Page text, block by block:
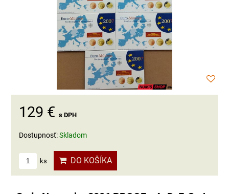
129 € s DPH
Dostupnosť:Skladom
ks DO KOŠÍKA